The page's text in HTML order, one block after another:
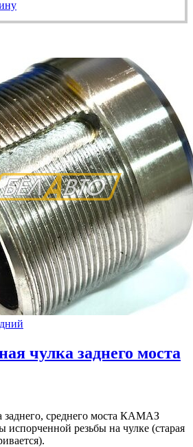
чулка заднего моста
заднего, среднего моста КАМАЗ
испорченной резьбы на чулке (старая